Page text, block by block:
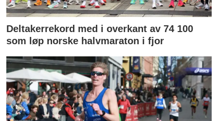
Deltakerrekord med i overkant av 74 100
som løp norske halvmaraton i fjor